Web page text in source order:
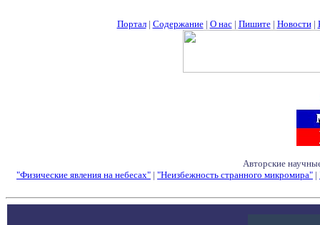
Портал| Содержание| О нас| Пишите| Новости|
Авторские
"Физические явления на небесах" | "Неизбежность странного микромира" |